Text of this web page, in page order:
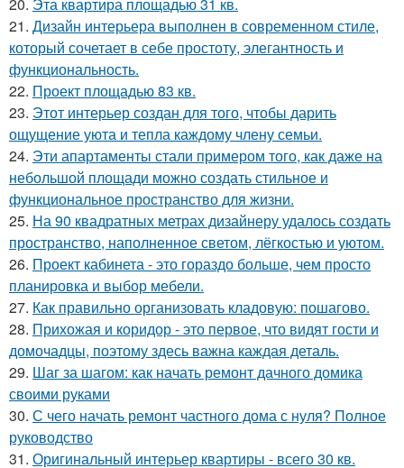
21. Дизайн интерьера выполнен в современном стиле,
который сочетает в себе простоту, элегантность и
функциональность.
22. Проект площадью 83 кв.
23. Этот интерьер создан для того, чтобы дарить
ощущение уюта и тепла каждому члену семьи.
24. Эти апартаменты стали примером того, как даже на
небольшой площади можно создать стильное и
функциональное пространство для жизни.
25. На 90 квадратных метрах дизайнеру удалось создать
пространство, наполненное светом, лёгкостью и уютом.
26. Проект кабинета - это гораздо больше, чем просто
планировка и выбор мебели.
27. Как правильно организовать кладовую: пошагово.
28. Прихожая и коридор - это первое, что видят гости и
домочадцы, поэтому здесь важна каждая деталь.
29. Шаг за шагом: как начать ремонт дачного домика
своими руками
30. С чего начать ремонт частного дома с нуля? Полное
руководство
31. Оригинальный интерьер квартиры - всего 30 кв.